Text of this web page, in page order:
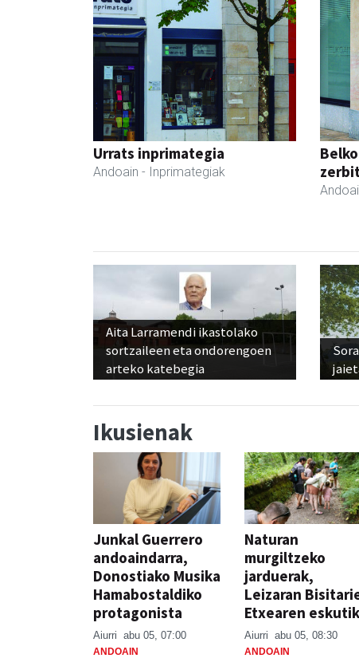
Urrats inprimategia
Andoain - Inprimategiak
Aita Larramendi ikastolako
sortzaileen eta ondorengoen
arteko katebegia
Ikusienak
Junkal Guerrero
andoaindarra,
Donostiako Musika
Hamabostaldiko
protagonista
Aiurri abu 05, 07:00
ANDOAIN
Naturan
murgiltzeko
jarduerak,
Leizaran
Etxearen eskutik
Aiurri abu 05, 08:30
ANDOAIN